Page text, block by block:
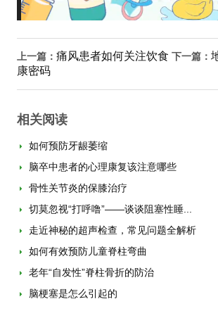
上一篇： 痛风患者如何关注饮食 下一篇：
康密码
相关阅读
如何预防牙龈萎缩
脑卒中患者的心理康复该注意哪些
骨性关节炎的保膝治疗
切莫忽视“打呼噜”——谈谈阻塞性睡...
走近神秘的超声检查，常见问题全解析
如何有效预防儿童脊柱弯曲
老年“自发性”脊柱骨折的防治
脑梗塞是怎么引起的